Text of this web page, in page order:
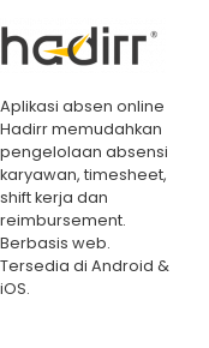
Aplikasi absen online
Hadirr memudahkan
pengelolaan absensi
karyawan, timesheet,
shift kerja dan
reimbursement.
Berbasis web.
Tersedia di Android &
iOS.